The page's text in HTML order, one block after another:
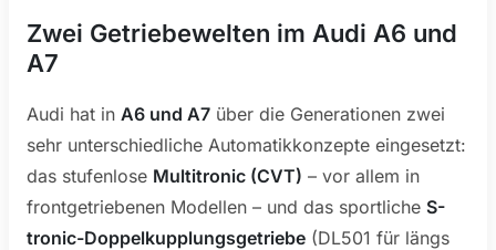
Zwei Getriebewelten im Audi A6 und
A7
Audi hat in A6 und A7 über die Generationen zwei
sehr unterschiedliche Automatikkonzepte eingesetzt:
das stufenlose Multitronic (CVT) – vor allem in
frontgetriebenen Modellen – und das sportliche S-
tronic-Doppelkupplungsgetriebe (DL501 für längs